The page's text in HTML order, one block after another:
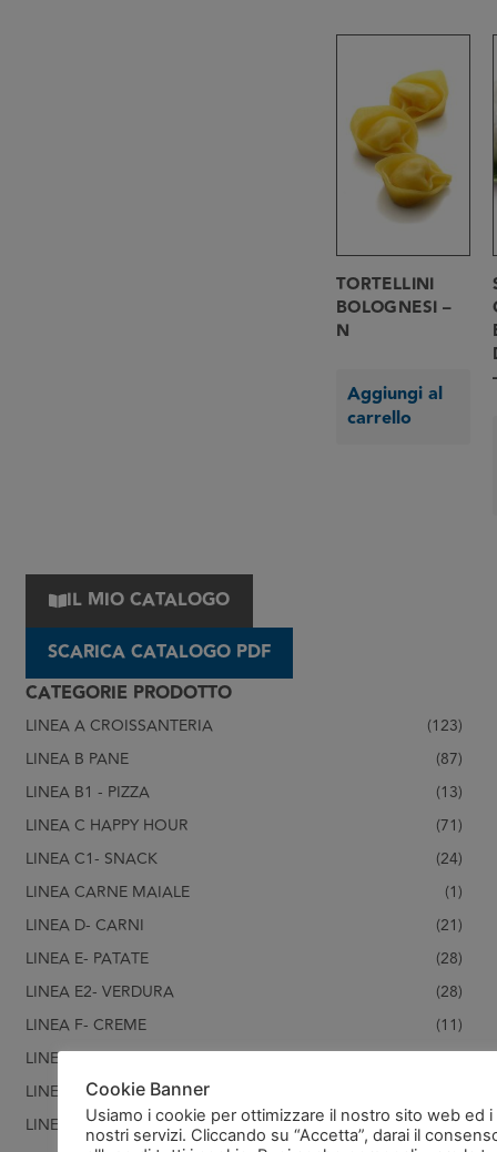
IL MIO CATALOGO
SCARICA CATALOGO PDF
CATEGORIE PRODOTTO
LINEA A CROISSANTERIA
(123)
LINEA B PANE
(87)
LINEA B1 - PIZZA
(13)
LINEA C HAPPY HOUR
(71)
LINEA C1- SNACK
(24)
LINEA CARNE MAIALE
(1)
LINEA D- CARNI
(21)
LINEA E- PATATE
(28)
LINEA E2- VERDURA
(28)
LINEA F- CREME
(11)
LINEA FORMAGGIO
(1)
LINEA G- PASTICCERIA
LINEA G1- PASTICCERIA SALATA
(22)
TORTELLINI
BOLOGNESI –
N
Aggiungi al
carrello
Cookie Banner
Usiamo i cookie per ottimizzare il nostro sito web ed i
nostri servizi. Cliccando su “Accetta”, darai il